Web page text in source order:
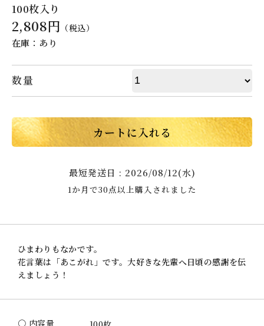
100枚入り
2,808円 （税込）
在庫：あり
数量
カートに入れる
最短発送日 : 2026/08/12(水)
1か月で30点以上購入されました
ひまわりもなかです。
花言葉は「あこがれ」です。大好きな先輩へ日頃の感謝を伝
えましょう！
〇 内容量